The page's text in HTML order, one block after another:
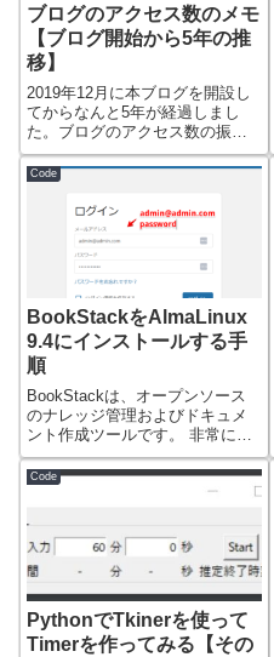
ブログのアクセス数のメモ
【ブログ開始から5年の推
移】
2019年12月に本ブログを開設し
てからなんと5年が経過しまし
た。ブログのアクセス数の振り
返りについ...
Code
BookStackをAlmaLinux
9.4にインストールする手
順
BookStackは、オープンソース
のナレッジ管理およびドキュメ
ント作成ツールです。 非常に見
た目が...
Code
PythonでTkinerを使って
Timerを作ってみる【その